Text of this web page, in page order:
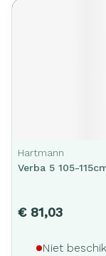
Hartmann
Verba 5 105-
€ 81,03
Niet